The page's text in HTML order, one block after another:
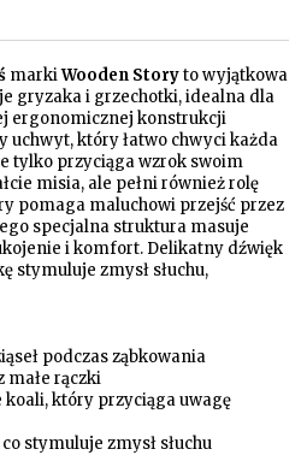
markiWooden Storyto wyjątkowa
gryzaka i grzechotki, idealna dla
ergonomicznej konstrukcji
który łatwo chwyci każda
tylko przyciąga wzrok swoim
misia, ale pełni również rolę
pomaga maluchowi przejść przez
specjalna struktura masuje
i komfort. Delikatny dźwięk
stymuluje zmysł słuchu,
podczas ząbkowania
małe rączki
koali, który przyciąga uwagę
stymuluje zmysł słuchu